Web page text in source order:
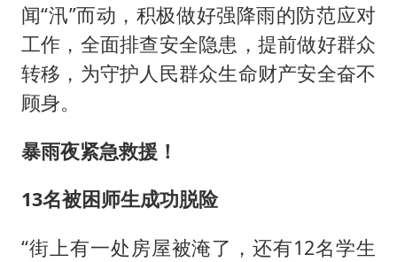
闻“汛”而动，积极做好强降雨的防范应对
工作，全面排查安全隐患，提前做好群众
转移，为守护人民群众生命财产安全奋不
顾身。
暴雨夜紧急救援！
13名被困师生成功脱险
“街上有一处房屋被淹了，还有12名学生